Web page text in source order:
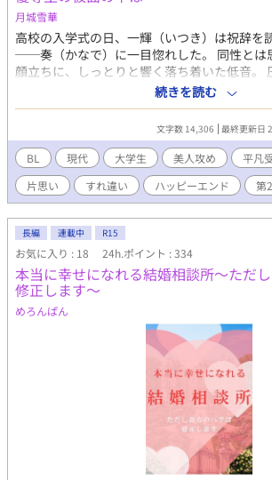
セフレへと昇格した。 少しでも面倒に思われ
る』と嘘をつき、陽太と関係をもつ。しかし
渡されたのは、一万円札だった。 虚しい思い
も、その後もセフレを続ける幸平だが
片思いBLです。 微エロもエロも※付けてます
けると、嬉しいですし、励みになります！
月城雪華
高校の入学式の日、一輝（いつき）は祝辞を
──奏（かなで）に一目惚れした。 同性とは
顔立ちに、しっとりと響く落ち着いた低音。
れ、一輝は勢いのまま生徒会役員になった。
年生が卒業する、ある日の放課後。 意を決
てしまい、けれど『これからも仲良くして』
後、一輝は奏の進学先の大学を受け、無事に
勧誘の時、見知った相手とすれ違った気がし
る。 「……なに」 視界に入ったその人は一輝
ないが、耳に無数のピアスを付けた奏だった
に好かれる優等生、しかし本性は口が悪い
再会した二人の恋が、もう一度動き出す。
続きを読む
文字数 14,306 最終更新日
BL 現代 大学生 美人攻め 平凡
片思い
すれ違い ハッピーエンド 第
長編 連載中 R15
お気に入り : 18 24h.ポイント : 334
本当に幸せになれる結婚相談所～ただ
修正します～
めろんぱん